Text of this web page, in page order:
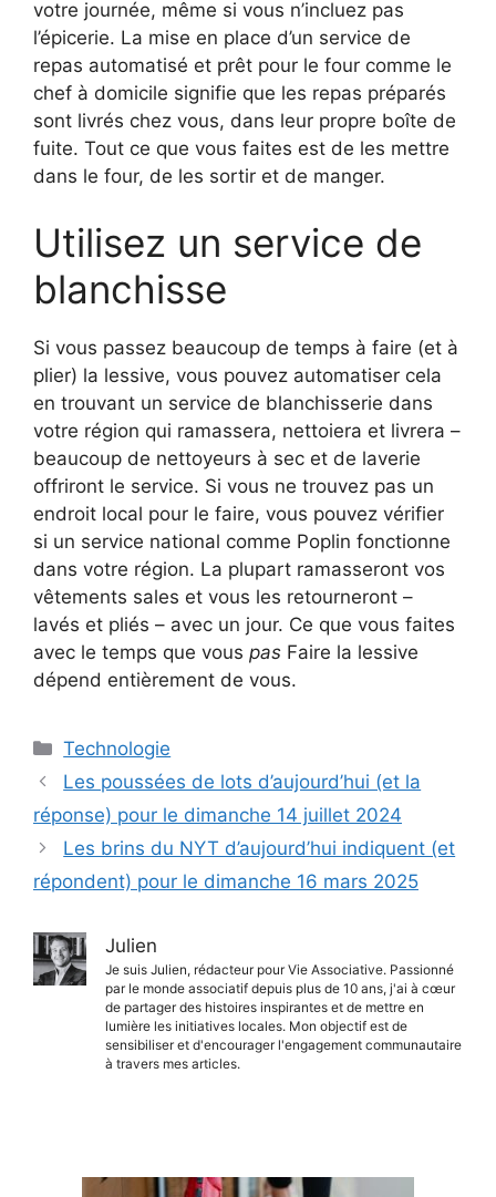
votre journée, même si vous n’incluez pas
l’épicerie. La mise en place d’un service de
repas automatisé et prêt pour le four comme le
chef à domicile signifie que les repas préparés
sont livrés chez vous, dans leur propre boîte de
fuite. Tout ce que vous faites est de les mettre
dans le four, de les sortir et de manger.
Utilisez un service de
blanchisse
Si vous passez beaucoup de temps à faire (et à
plier) la lessive, vous pouvez automatiser cela
en trouvant un service de blanchisserie dans
votre région qui ramassera, nettoiera et livrera –
beaucoup de nettoyeurs à sec et de laverie
offriront le service. Si vous ne trouvez pas un
endroit local pour le faire, vous pouvez vérifier
si un service national comme Poplin fonctionne
dans votre région. La plupart ramasseront vos
vêtements sales et vous les retourneront –
lavés et pliés – avec un jour. Ce que vous faites
avec le temps que vous pas Faire la lessive
dépend entièrement de vous.
Catégories
Technologie
Les poussées de lots d’aujourd’hui (et la
réponse) pour le dimanche 14 juillet 2024
Les brins du NYT d’aujourd’hui indiquent (et
répondent) pour le dimanche 16 mars 2025
Julien
Je suis Julien, rédacteur pour Vie Associative. Passionné
par le monde associatif depuis plus de 10 ans, j'ai à cœur
de partager des histoires inspirantes et de mettre en
lumière les initiatives locales. Mon objectif est de
sensibiliser et d'encourager l'engagement communautaire
à travers mes articles.